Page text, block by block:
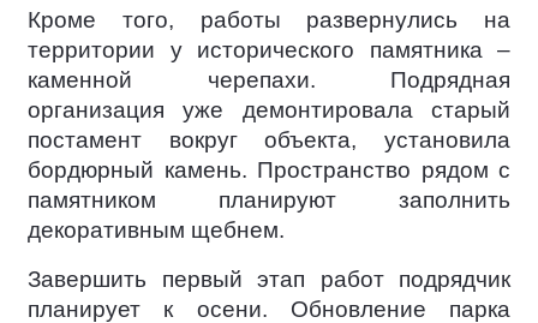
Кроме того, работы развернулись на
территории у исторического памятника –
каменной черепахи. Подрядная
организация уже демонтировала старый
постамент вокруг объекта, установила
бордюрный камень. Пространство рядом с
памятником планируют заполнить
декоративным щебнем.
Завершить первый этап работ подрядчик
планирует к осени. Обновление парка